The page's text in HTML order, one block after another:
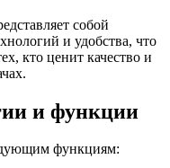
собой
и удобства, что
кто ценит качество и
и функции
функциям: